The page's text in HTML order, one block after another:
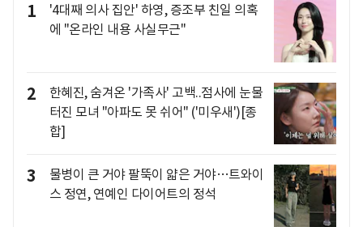
1
'4대째 의사 집안' 하영, 증조부 친일 의혹
에 "온라인 내용 사실무근"
2
한혜진, 숨겨온 '가족사' 고백..점사에 눈물
터진 모녀 "아파도 못 쉬어" ('미우새')[종
합]
3
물병이 큰 거야 팔뚝이 얇은 거야…트와이
스 정연, 연예인 다이어트의 정석